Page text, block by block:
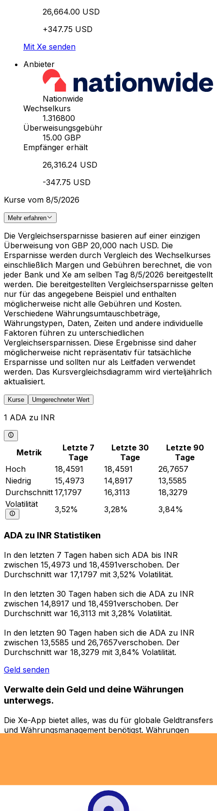
26,664.00 USD
+347.75 USD
Mit Xe senden
Anbieter
Nationwide
Wechselkurs
1.316800
Überweisungsgebühr
15.00 GBP
Empfänger erhält
26,316.24 USD
-347.75 USD
Kurse vom 8/5/2026
Mehr erfahren
Die Vergleichsersparnisse basieren auf einer einzigen
Überweisung von GBP 20,000 nach USD. Die
Ersparnisse werden durch Vergleich des Wechselkurses
einschließlich Margen und Gebühren berechnet, die von
jeder Bank und Xe am selben Tag 8/5/2026 bereitgestellt
werden. Die bereitgestellten Vergleichsersparnisse gelten
nur für das angegebene Beispiel und enthalten
möglicherweise nicht alle Gebühren und Kosten.
Verschiedene Währungsumtauschbeträge,
Währungstypen, Daten, Zeiten und andere individuelle
Faktoren führen zu unterschiedlichen
Vergleichsersparnissen. Diese Ergebnisse sind daher
möglicherweise nicht repräsentativ für tatsächliche
Ersparnisse und sollten nur als Leitfaden verwendet
werden. Das Kursvergleichsdiagramm wird vierteljährlich
aktualisiert.
Kurse Umgerechneter Wert
1 ADA zu INR
Metrik
Letzte 7
Tage
Letzte 30
Tage
Letzte 90
Tage
Hoch
18,4591 18,4591
26,7657
Niedrig
15,4973 14,8917
13,5585
Durchschnitt 17,1797 16,3113
18,3279
Volatilität
3,52% 3,28% 3,84%
ADA zu INR Statistiken
In den letzten 7 Tagen haben sich ADA bis INR
zwischen 15,4973 und 18,4591verschoben. Der
Durchschnitt war 17,1797 mit 3,52% Volatilität.
In den letzten 30 Tagen haben sich die ADA zu INR
zwischen 14,8917 und 18,4591verschoben. Der
Durchschnitt war 16,3113 mit 3,28% Volatilität.
In den letzten 90 Tagen haben sich die ADA zu INR
zwischen 13,5585 und 26,7657verschoben. Der
Durchschnitt war 18,3279 mit 3,84% Volatilität.
Geld senden
Verwalte dein Geld und deine Währungen
unterwegs.
Die Xe-App bietet alles, was du für globale Geldtransfers
und Währungsmanagement benötigst. Währungen